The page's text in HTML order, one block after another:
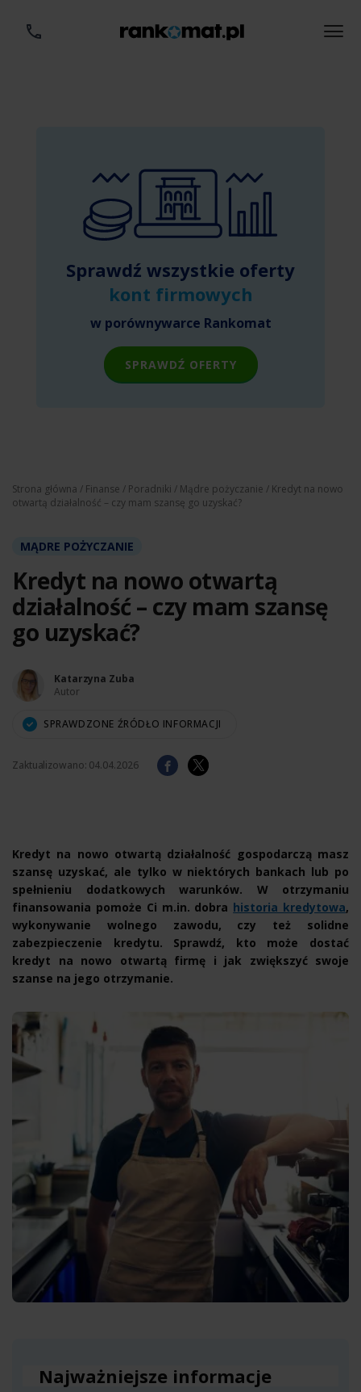
Sprawdź wszystkie oferty
kont firmowych
w porównywarce Rankomat
SPRAWDŹ OFERTY
Strona główna / Finanse / Poradniki / Mądre pożyczanie / Kredyt na nowo
otwartą działalność – czy mam szansę go uzyskać?
MĄDRE POŻYCZANIE
Kredyt na nowo otwartą
działalność – czy mam szansę
go uzyskać?
Katarzyna Zuba
Autor
SPRAWDZONE ŹRÓDŁO INFORMACJI
Zaktualizowano: 04.04.2026
Kredyt na nowo otwartą działalność gospodarczą masz
szansę uzyskać, ale tylko w niektórych bankach lub po
spełnieniu dodatkowych warunków. W otrzymaniu
finansowania pomoże Ci m.in. dobra historia kredytowa,
wykonywanie wolnego zawodu, czy też solidne
zabezpieczenie kredytu. Sprawdź, kto może dostać
kredyt na nowo otwartą firmę i jak zwiększyć swoje
szanse na jego otrzymanie.
Najważniejsze informacje